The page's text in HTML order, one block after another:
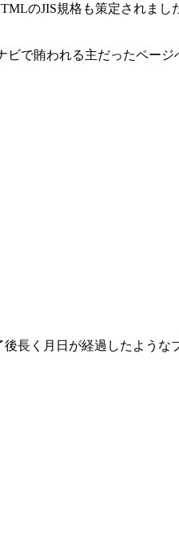
のJIS規格も策定されまし
で賄われる主だったペー
長く月日が経過したよう